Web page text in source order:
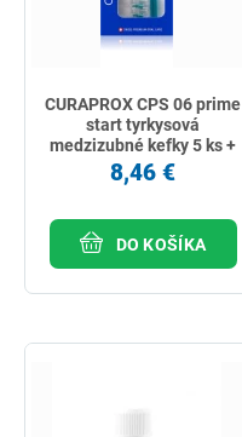
CURAPROX CPS 06 prime
start tyrkysová
medzizubné kefky 5 ks +
držiaky UHS 409 a UHS
470, 1 set
8,46 €
DO KOŠÍKA